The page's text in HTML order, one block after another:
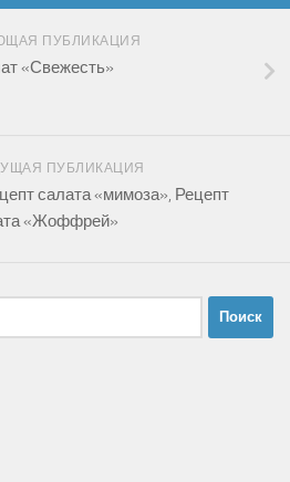
ПУБЛИКАЦИЯ
«Свежесть»
ПУБЛИКАЦИЯ
салата «мимоза», Рецепт
«Жоффрей»